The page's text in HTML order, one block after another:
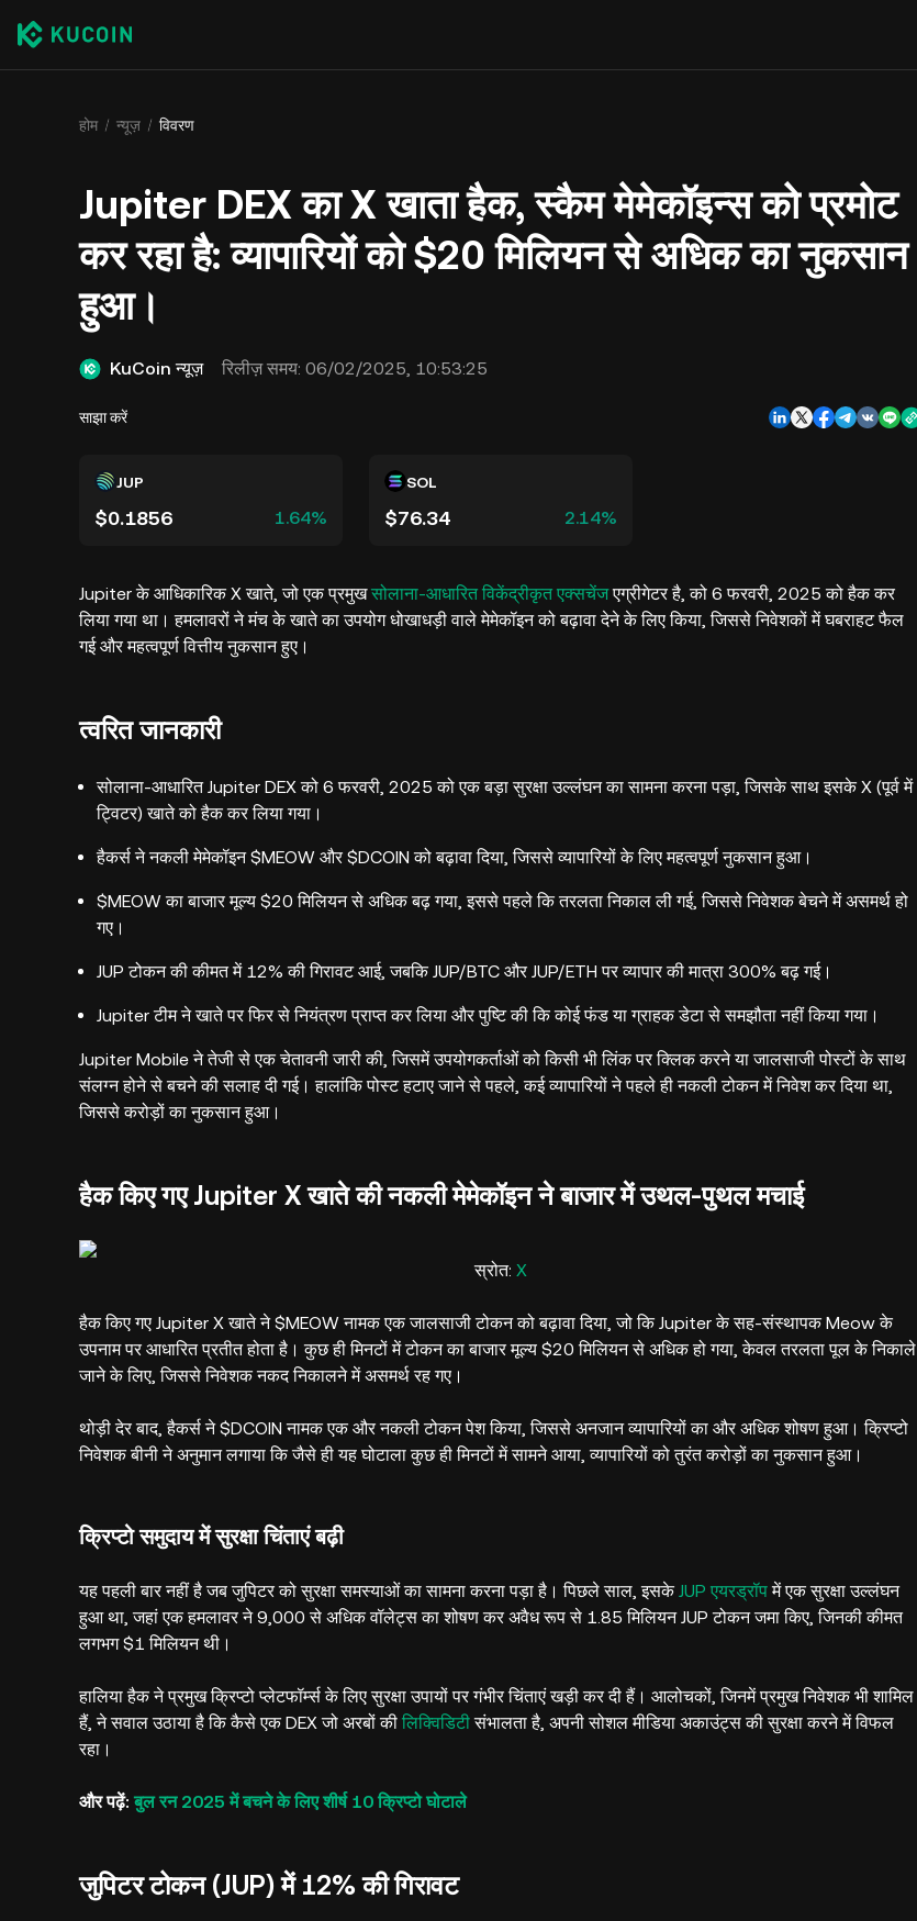
होम न्यूज़ विवरण
Jupiter DEX का X खाता हैक, स्कैम मेमेकॉइन्स को प्रमोट
कर रहा है: व्यापारियों को $20 मिलियन से अधिक का नुकसान
हुआ।
KuCoin न्यूज़ रिलीज़ समय: 06/02/2025, 10:53:25
साझा करें
JUP
$0.1856 1.64%
SOL
$76.34 2.14%
Jupiter के आधिकारिक X खाते, जो एक प्रमुखसोलाना-आधारित विकेंद्रीकृत एक्सचेंजएग्रीगेटर है, को 6 फरवरी, 2025 को हैक कर
लिया गया था। हमलावरों ने मंच के खाते का उपयोग धोखाधड़ी वाले मेमेकॉइन को बढ़ावा देने के लिए किया, जिससे निवेशकों में घबराहट फैल
गई और महत्वपूर्ण वित्तीय नुकसान हुए।
त्वरित जानकारी
सोलाना-आधारित Jupiter DEX को 6 फरवरी, 2025 को एक बड़ा सुरक्षा उल्लंघन का सामना करना पड़ा, जिसके साथ इसके X (पूर्व में
ट्विटर) खाते को हैक कर लिया गया।
हैकर्स ने नकली मेमेकॉइन $MEOW और $DCOIN को बढ़ावा दिया, जिससे व्यापारियों के लिए महत्वपूर्ण नुकसान हुआ।
$MEOW का बाजार मूल्य $20 मिलियन से अधिक बढ़ गया, इससे पहले कि तरलता निकाल ली गई, जिससे निवेशक बेचने में असमर्थ हो
गए।
JUP टोकन की कीमत में 12% की गिरावट आई, जबकि JUP/BTC और JUP/ETH पर व्यापार की मात्रा 300% बढ़ गई।
Jupiter टीम ने खाते पर फिर से नियंत्रण प्राप्त कर लिया और पुष्टि की कि कोई फंड या ग्राहक डेटा से समझौता नहीं किया गया।
Jupiter Mobile ने तेजी से एक चेतावनी जारी की, जिसमें उपयोगकर्ताओं को किसी भी लिंक पर क्लिक करने या जालसाजी पोस्टों के साथ
संलग्न होने से बचने की सलाह दी गई। हालांकि पोस्ट हटाए जाने से पहले, कई व्यापारियों ने पहले ही नकली टोकन में निवेश कर दिया था,
जिससे करोड़ों का नुकसान हुआ।
हैक किए गए Jupiter X खाते की नकली मेमेकॉइन ने बाजार में उथल-पुथल मचाई
स्रोत: X
हैक किए गए Jupiter X खाते ने $MEOW नामक एक जालसाजी टोकन को बढ़ावा दिया, जो कि Jupiter के सह-संस्थापक Meow के
उपनाम पर आधारित प्रतीत होता है। कुछ ही मिनटों में टोकन का बाजार मूल्य $20 मिलियन से अधिक हो गया, केवल तरलता पूल के निकाले
जाने के लिए, जिससे निवेशक नकद निकालने में असमर्थ रह गए।
थोड़ी देर बाद, हैकर्स ने $DCOIN नामक एक और नकली टोकन पेश किया, जिससे अनजान व्यापारियों का और अधिक शोषण हुआ। क्रिप्टो
निवेशक बीनी ने अनुमान लगाया कि जैसे ही यह घोटाला कुछ ही मिनटों में सामने आया, व्यापारियों को तुरंत करोड़ों का नुकसान हुआ।
क्रिप्टो समुदाय में सुरक्षा चिंताएं बढ़ी
यह पहली बार नहीं है जब जुपिटर को सुरक्षा समस्याओं का सामना करना पड़ा है। पिछले साल, इसकेJUP एयरड्रॉपमें एक सुरक्षा उल्लंघन
हुआ था, जहां एक हमलावर ने 9,000 से अधिक वॉलेट्स का शोषण कर अवैध रूप से 1.85 मिलियन JUP टोकन जमा किए, जिनकी कीमत
लगभग $1 मिलियन थी।
हालिया हैक ने प्रमुख क्रिप्टो प्लेटफॉर्म्स के लिए सुरक्षा उपायों पर गंभीर चिंताएं खड़ी कर दी हैं। आलोचकों, जिनमें प्रमुख निवेशक भी शामिल
हैं, ने सवाल उठाया है कि कैसे एक DEX जो अरबों की लिक्विडिटीसंभालता है, अपनी सोशल मीडिया अकाउंट्स की सुरक्षा करने में विफल
रहा।
और पढ़ें:बुल रन 2025 में बचने के लिए शीर्ष 10 क्रिप्टो घोटाले
जुपिटर टोकन (JUP) में 12% की गिरावट